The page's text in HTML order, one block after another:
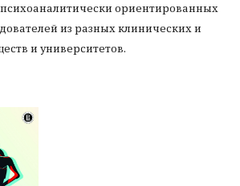
ориентированных
из разных клинических и
и университетов.